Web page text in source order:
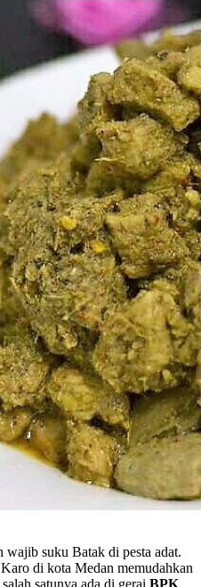
suku Batak di pesta adat.
di kota Medan memudahkan
satunya ada di gerai BPK